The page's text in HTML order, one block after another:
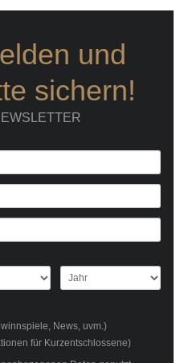
und
sichern!
News, uvm.)
für Kurzentschlossene)